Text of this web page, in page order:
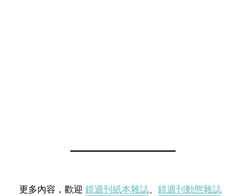
更多內容，歡迎 鏡週刊紙本雜誌、 鏡週刊動態雜誌